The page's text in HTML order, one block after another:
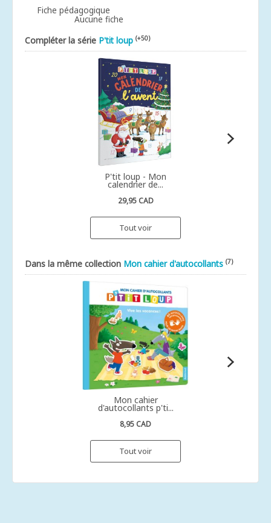
Fiche pédagogique
Aucune fiche
Compléter la série P'tit loup (+50)
P'tit loup - Mon
calendrier de...
29,95 CAD
Tout voir
Dans la même collection Mon cahier d'autocollants (7)
Mon cahier
d'autocollants p'ti...
8,95 CAD
Tout voir